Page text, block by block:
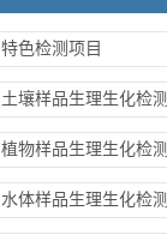
特色检测项目
土壤样品生理生化检测
植物样品生理生化检测
水体样品生理生化检测